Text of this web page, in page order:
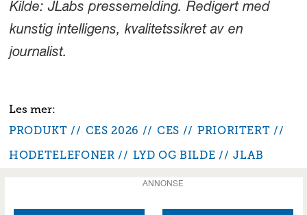
Kilde: JLabs pressemelding. Redigert med
kunstig intelligens, kvalitetssikret av en
journalist.
PRODUKT CES 2026 CES
PRIORITERT
HODETELEFONER
LYD OG BILDE JLAB
ANNONSE